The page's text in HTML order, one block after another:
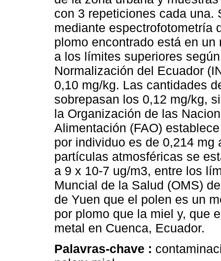
con 3 repeticiones cada una.
mediante espectrofotometría
plomo encontrado está en
a los límites superiores
Normalización del Ecuador
0,10 mg/kg. Las cantidades
sobrepasan los 0,12 mg/kg,
la Organización de las
Alimentación (FAO)
por individuo es de 0,214
partículas atmosféricas se
a 9 x 10-7 ug/m3, entre los
Muncial de la Salud (OMS)
de Yuen que el polen es un
por plomo que la miel y, que
metal en Cuenca, Ecuador.
Palavras-chave :